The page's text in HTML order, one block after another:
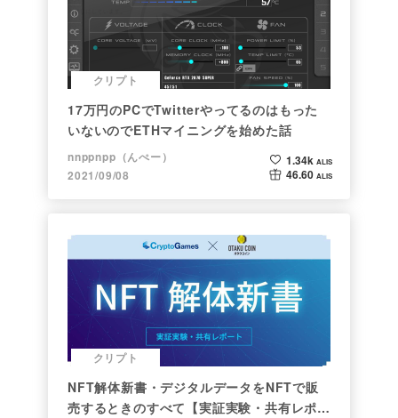
クリプト
17万円のPCでTwitterやってるのはもった
いないのでETHマイニングを始めた話
nnppnpp（んぺー）
2021/09/08
1.34k ALIS
46.60 ALIS
クリプト
NFT解体新書・デジタルデータをNFTで販
売するときのすべて【実証実験・共有レポー